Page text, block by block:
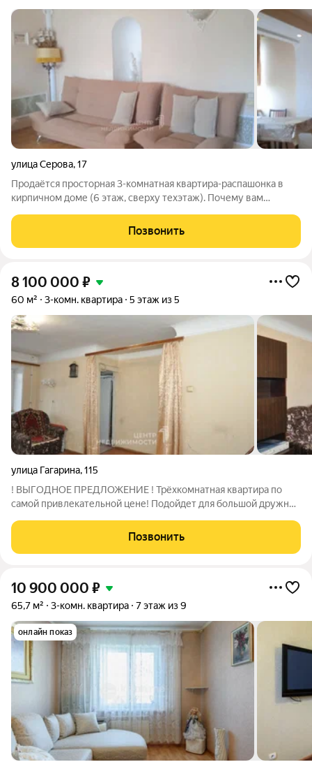
улица Серова,17
Продаётся просторная 3-комнатная квартира-распашонка в
кирпичном доме (6 этаж, сверху техэтаж). Почему вам
у в кафеле (12,3 м).
Позвонить
8 100 000 ₽
60 м² 3-комн. квартира 5 этаж из 5
улица Гагарина,115
! ВЫГОДНОЕ ПРЕДЛОЖЕНИЕ ! Трёхкомнатная квартира по
самой привлекательной цене! Подойдет для большой дружной
комнаты 21кв.м, 12кв.м, и 10кв.м, кухня 6кв.м, сан узел.
Спокойные соседи. Окна выходят во
Позвонить
10 900 000 ₽
65,7 м² 3-комн. квартира 7 этаж из 9
онлайн показ